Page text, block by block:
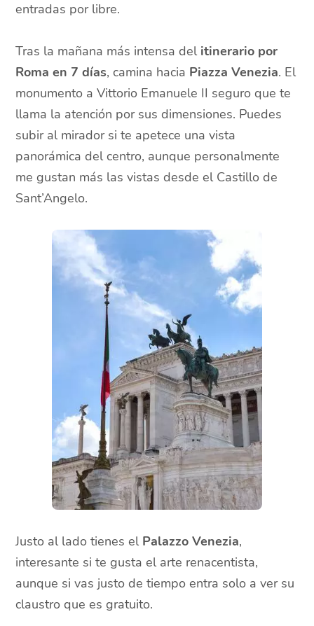
entradas por libre.
Tras la mañana más intensa del itinerario por
Roma en 7 días, camina hacia Piazza Venezia. El
monumento a Vittorio Emanuele II seguro que te
llama la atención por sus dimensiones. Puedes
subir al mirador si te apetece una vista
panorámica del centro, aunque personalmente
me gustan más las vistas desde el Castillo de
Sant’Angelo.
Justo al lado tienes el Palazzo Venezia,
interesante si te gusta el arte renacentista,
aunque si vas justo de tiempo entra solo a ver su
claustro que es gratuito.